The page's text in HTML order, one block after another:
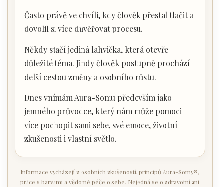
Často právě ve chvíli, kdy člověk přestal tlačit a
dovolil si více důvěřovat procesu.
Někdy stačí jediná lahvička, která otevře
důležité téma. Jindy člověk postupně prochází
delší cestou změny a osobního růstu.
Dnes vnímám Aura-Somu především jako
jemného průvodce, který nám může pomoci
více pochopit sami sebe, své emoce, životní
zkušenosti i vlastní světlo.
Informace vycházejí z osobních zkušeností, principů Aura-Somy®,
práce s barvami a vědomé péče o sebe. Nejedná se o zdravotní ani